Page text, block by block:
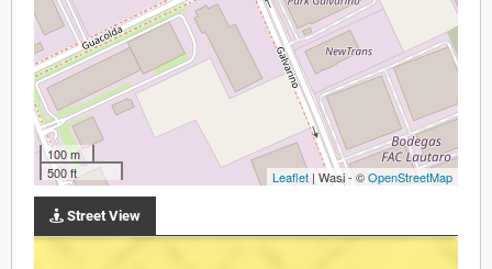
100 m
500 ft
Leaflet | Wasi - ©OpenStreetMap
Street View